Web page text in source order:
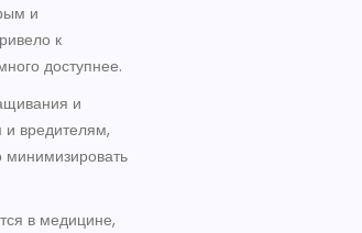
и
к
доступнее.
и
и вредителям,
минимизировать
в медицине,